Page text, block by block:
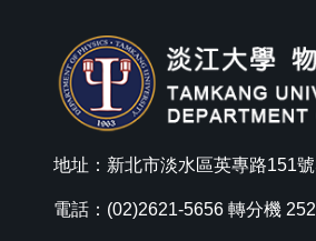
地址：新北市淡水區英專路151
電話：(02)2621-5656 轉分機